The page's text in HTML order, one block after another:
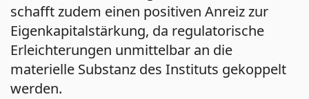
schafft zudem einen positiven Anreiz zur
Eigenkapitalstärkung, da regulatorische
Erleichterungen unmittelbar an die
materielle Substanz des Instituts gekoppelt
werden.